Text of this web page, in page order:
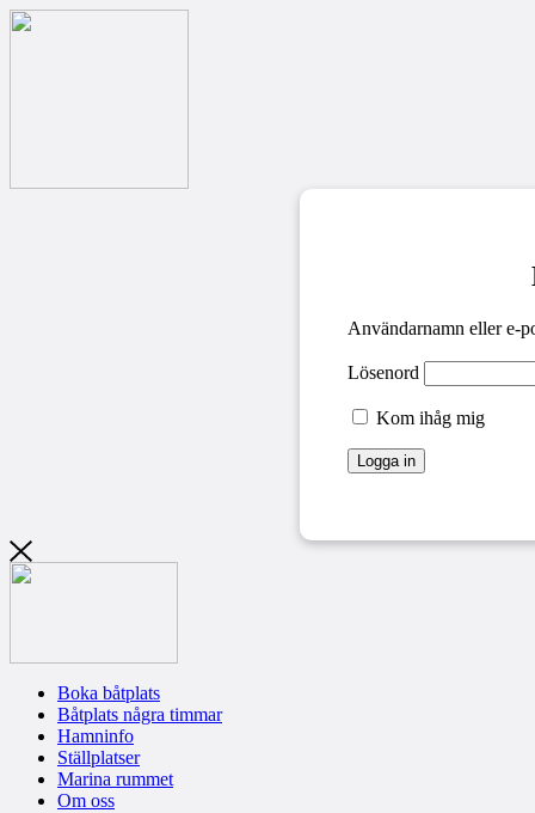
Användarnamn eller e-
Lösenord
Kom ihåg mig
Boka båtplats
Båtplats några timmar
Hamninfo
Ställplatser
Marina rummet
Om oss